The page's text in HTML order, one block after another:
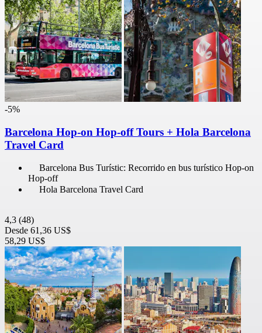
-5%
Barcelona Hop-on Hop-off Tours + Hola Barcelona
Travel Card
Barcelona Bus Turístic: Recorrido en bus turístico Hop-on
Hop-off
Hola Barcelona Travel Card
4,3 (48)
Desde 61,36 US$
58,29 US$